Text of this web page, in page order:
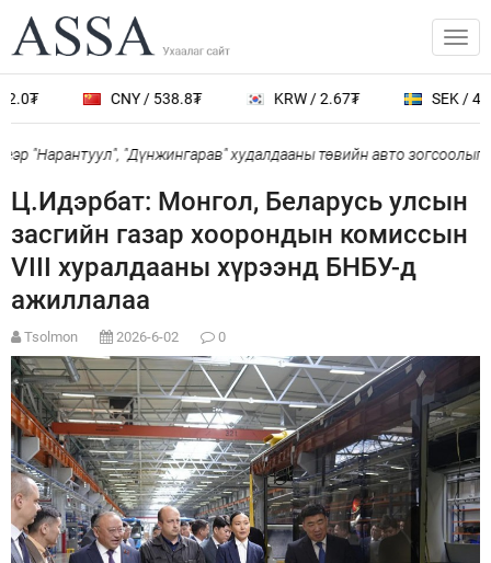
CNY / 538.8₮ KRW / 2.67₮ SEK /
"Нарантуул", "Дүнжингарав" худалдааны төвийн авто зогсоолыг
Ц.Идэрбат: Монгол, Беларусь улсын
засгийн газар хоорондын комиссын
VIII хуралдааны хүрээнд БНБУ-д
ажиллалаа
Tsolmon 2026-6-02 0